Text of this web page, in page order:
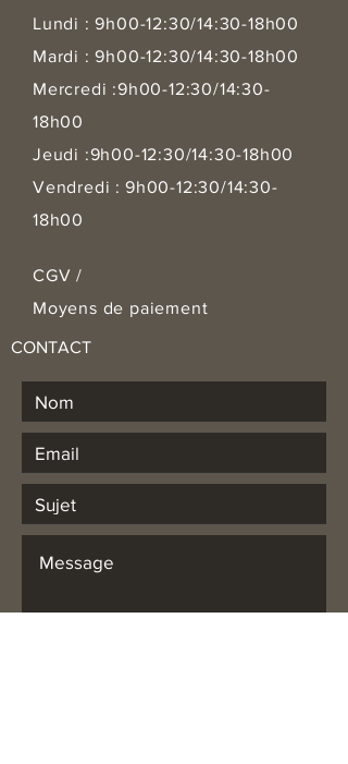
Lundi : 9h00-12:30/14:30-18h00
Mardi : 9h00-12:30/14:30-18h00
Mercredi :9h00-12:30/14:30-
18h00
Jeudi :9h00-12:30/14:30-18h00
Vendredi : 9h00-12:30/14:30-
18h00
CGV/
Moyens de paiement
CONTACT